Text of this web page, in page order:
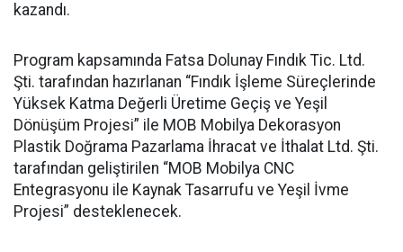
kazandı.
Program kapsamında Fatsa Dolunay Fındık Tic. Ltd.
Şti. tarafından hazırlanan “Fındık İşleme Süreçlerinde
Yüksek Katma Değerli Üretime Geçiş ve Yeşil
Dönüşüm Projesi” ile MOB Mobilya Dekorasyon
Plastik Doğrama Pazarlama İhracat ve İthalat Ltd. Şti.
tarafından geliştirilen “MOB Mobilya CNC
Entegrasyonu ile Kaynak Tasarrufu ve Yeşil İvme
Projesi” desteklenecek.